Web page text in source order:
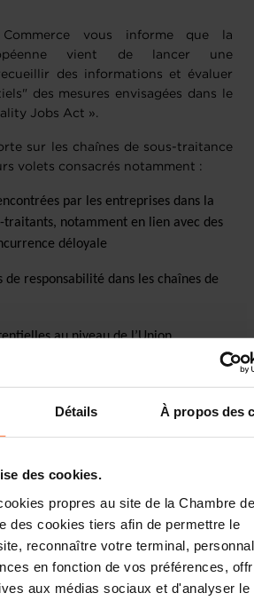
Détails À propos des
des cookies.
propres au site de la Chambre de
des cookies tiers afin de permettre le
reconnaître votre terminal,
en fonction de vos préférences,
aux médias sociaux et d'analyser le
vous informe que la
vient de lancer une
des informations et évaluer
des mesures envisagées dans le
Jobs Act ».
sur les chaînes de sous-traitance
volets consacrés notamment :
par les entreprises dans la
traitants, notamment en lien avec des
déloyale
de responsabilité dans les chaînes de
au niveau de l’Union
ou non)
cette initiative vise à évaluer la
au niveau de l’Union européenne
des droits des travailleurs
productivité et les pratiques